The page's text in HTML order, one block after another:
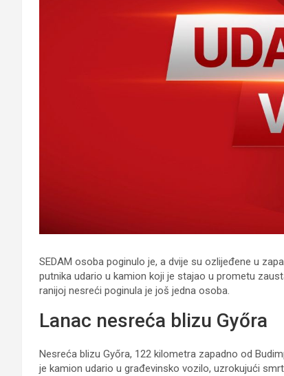
SEDAM osoba poginulo je, a dvije su ozlijeđene u
putnika udario u kamion koji je stajao u prometu
ranijoj nesreći poginula je još jedna osoba.
Lanac nesreća blizu Győra
Nesreća blizu Győra, 122 kilometra zapadno od
je kamion udario u građevinsko vozilo, uzrokujući